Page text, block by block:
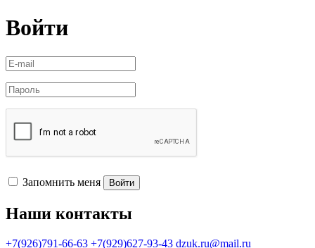
Войти
Запомнить меня Войти
Наши контакты
+7(926)791-66-63 +7(929)627-93-43 dzuk.ru@mail.ru